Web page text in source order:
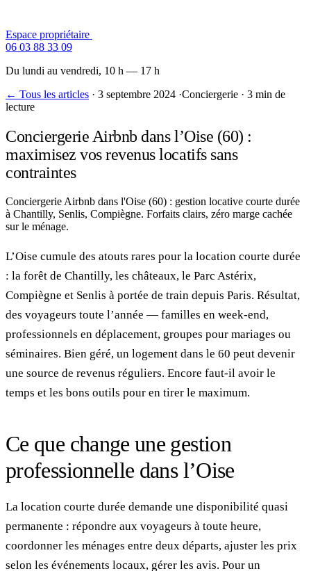
Espace propriétaire
06 03 88 33 09
Du lundi au vendredi, 10 h — 17 h
← Tous les articles · 3 septembre 2024 ·Conciergerie · 3 min de
lecture
Conciergerie Airbnb dans l’Oise (60) :
maximisez vos revenus locatifs sans
contraintes
Conciergerie Airbnb dans l'Oise (60) : gestion locative courte durée
à Chantilly, Senlis, Compiègne. Forfaits clairs, zéro marge cachée
sur le ménage.
L’Oise cumule des atouts rares pour la location courte durée
: la forêt de Chantilly, les châteaux, le Parc Astérix,
Compiègne et Senlis à portée de train depuis Paris. Résultat,
des voyageurs toute l’année — familles en week-end,
professionnels en déplacement, groupes pour mariages ou
séminaires. Bien géré, un logement dans le 60 peut devenir
une source de revenus réguliers. Encore faut-il avoir le
temps et les bons outils pour en tirer le maximum.
Ce que change une gestion
professionnelle dans l’Oise
La location courte durée demande une disponibilité quasi
permanente : répondre aux voyageurs à toute heure,
coordonner les ménages entre deux départs, ajuster les prix
selon les événements locaux, gérer les avis. Pour un